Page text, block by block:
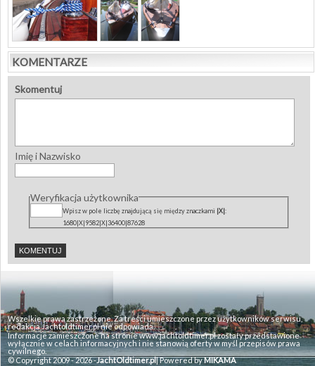
KOMENTARZE
Skomentuj
Imię i Nazwisko
Weryfikacja użytkownika
Wpisz w pole liczbę znajdującą się między znaczkami |X|:
1680|X|9582|X|36400|87628
Wszelkie prawa zastrzeżone. Za treści umieszczone przez użytkowników serwisu,
redakcja Jachtoldtimer.pl nie odpowiada.
Informacje zamieszczone na stronie www.jachtoldtimer.pl zostały przedstawione
wyłącznie w celach informacyjnych i nie stanowią oferty w myśl przepisów prawa
cywilnego.
© Copyright 2009 - 2026 -JachtOldtimer.pl| Powered byMIKAMA